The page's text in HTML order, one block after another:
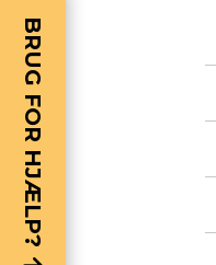
BRUG FOR HJÆLP?